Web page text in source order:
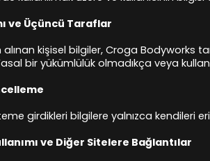
ve Üçüncü Taraflar
alınan kişisel bilgiler, Croga Bodyworks
bir yükümlülük olmadıkça veya
girdikleri bilgilere yalnızca
ve Diğer Sitelere Bağlantılar